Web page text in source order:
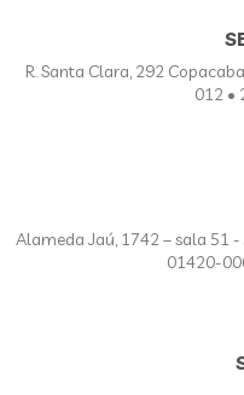
R. Santa Clara, 292
012 •
Alameda Jaú, 1742 – sala 51 -
01420-